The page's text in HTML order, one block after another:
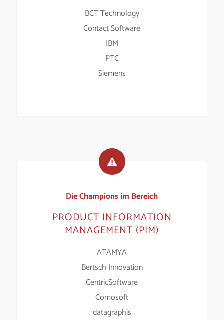
BCT Technology
Contact Software
IBM
PTC
Siemens
Die Champions im Bereich
PRODUCT INFORMATION
MANAGEMENT (PIM)
ATAMYA
Bertsch Innovation
CentricSoftware
Comosoft
datagraphis